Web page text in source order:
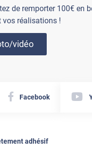
de remporter 100€ en
vos réalisations !
vidéo
Facebook
adhésif